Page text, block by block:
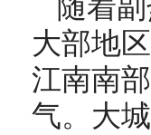
随着
大部地
江南南
气。大